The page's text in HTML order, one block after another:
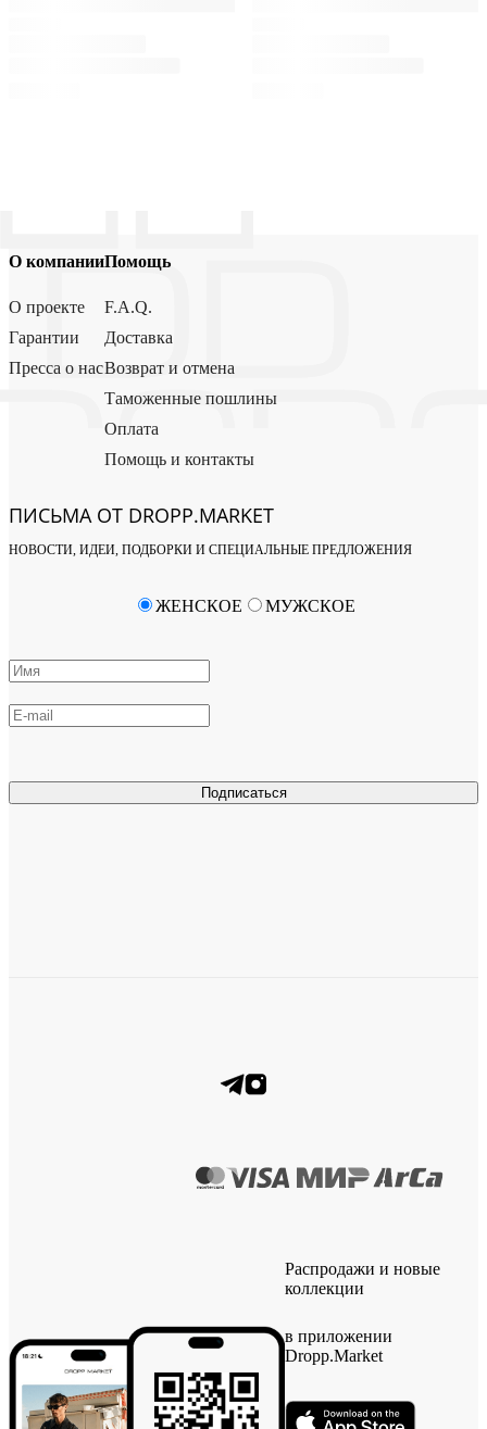
О компании
О проекте
Гарантии
Пресса о нас
Помощь
F.A.Q.
Доставка
Возврат и отмена
Таможенные пошлины
Оплата
Помощь и контакты
ПИСЬМА ОТ DROPP.MARKET
НОВОСТИ, ИДЕИ, ПОДБОРКИ И СПЕЦИАЛЬНЫЕ ПРЕДЛОЖЕНИЯ
Подписаться
ЖЕНСКОЕ МУЖСКОЕ
Распродажи и новые
коллекции
в приложении
Dropp.Market